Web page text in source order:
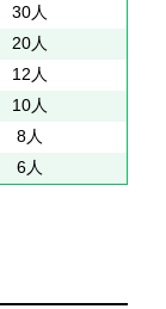
30人
20人
12人
10人
8人
6人